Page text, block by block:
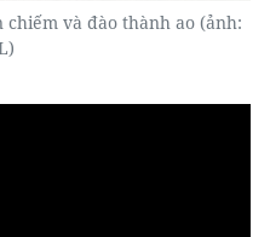
và đào thành ao (ảnh: